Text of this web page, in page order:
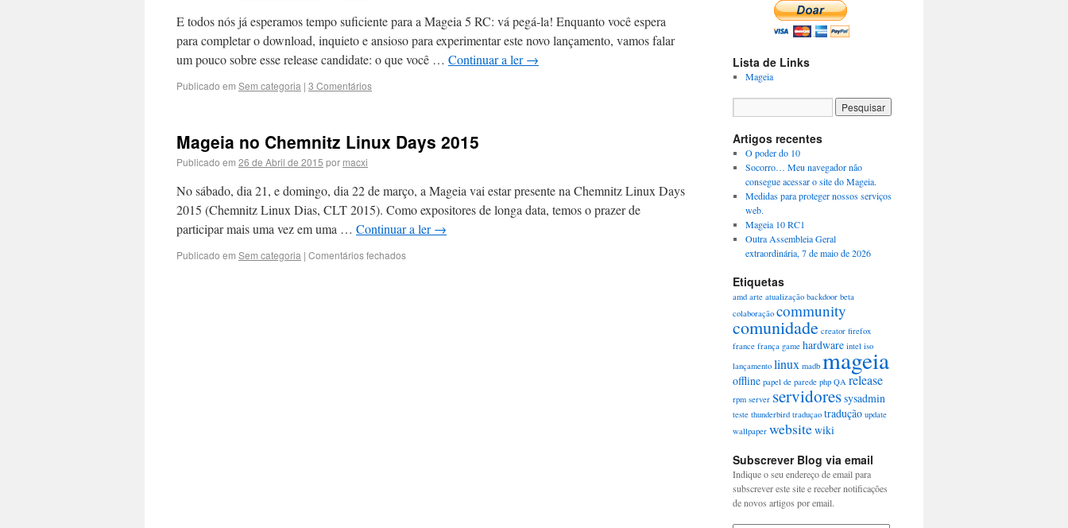
E todos nós já esperamos tempo suficiente para a Mageia 5 RC: vá pegá-la! Enquanto você espera
para completar o download, inquieto e ansioso para experimentar este novo lançamento, vamos falar
um pouco sobre esse release candidate: o que você … Continuar a ler→
Publicado em Sem categoria | 3 Comentários
Mageia no Chemnitz Linux Days 2015
Publicado em 26 de Abril de 2015 por macxi
No sábado, dia 21, e domingo, dia 22 de março, a Mageia vai estar presente na Chemnitz Linux Days
2015 (Chemnitz Linux Dias, CLT 2015). Como expositores de longa data, temos o prazer de
participar mais uma vez em uma … Continuar a ler→
Publicado em Sem categoria | Comentários fechados
Lista de Links
Mageia
Artigos recentes
O poder do 10
Socorro… Meu navegador não
consegue acessar o site do Mageia.
Medidas para proteger nossos serviços
web.
Mageia 10 RC1
Outra Assembleia Geral
extraordinária, 7 de maio de 2026
Etiquetas
amd arte atualização backdoor beta
colaboração community
comunidade creator firefox
france frança game hardware intel iso
lançamento linux madb mageia
offline papel de parede php QA release
rpm server servidoressysadmin
teste thunderbird traduçao tradução update
wallpaper websitewiki
Subscrever Blog via email
Indique o seu endereço de email para
subscrever este site e receber notificações
de novos artigos por email.